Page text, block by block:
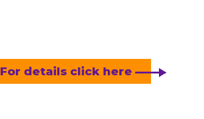
For details click here